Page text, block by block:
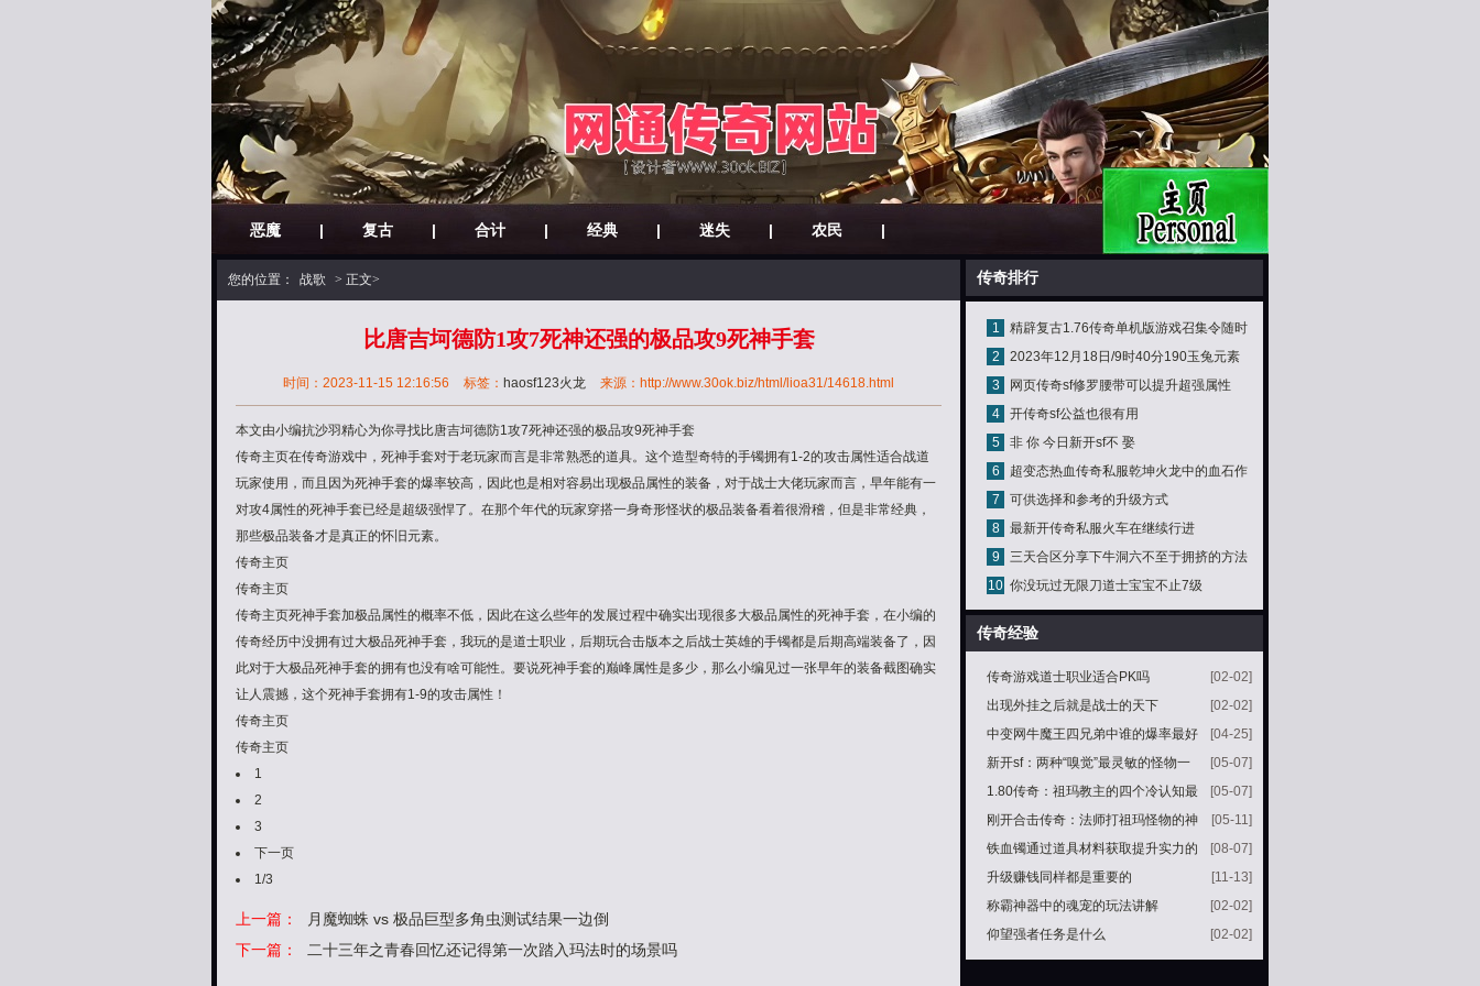
恶魔 | 复古 | 合计 | 经典 | 迷失 | 农民 |
您的位置： 战歌 > 正文>
比唐吉坷德防1攻7死神还强的极品攻9死神手套
时间：2023-11-15 12:16:56 标签： haosf123火龙 来源：http://www.30ok.biz/html/lioa31/14618.html
本文由小编抗沙羽精心为你寻找比唐吉坷德防1攻7死神还强的极品攻9死神手套
传奇主页在传奇游戏中，死神手套对于老玩家而言是非常熟悉的道具。这个造型奇特的手镯拥有1-2的攻击属性适合战道
玩家使用，而且因为死神手套的爆率较高，因此也是相对容易出现极品属性的装备，对于战士大佬玩家而言，早年能有一
对攻4属性的死神手套已经是超级强悍了。在那个年代的玩家穿搭一身奇形怪状的极品装备看着很滑稽，但是非常经典，
那些极品装备才是真正的怀旧元素。
传奇主页
传奇主页
传奇主页死神手套加极品属性的概率不低，因此在这么些年的发展过程中确实出现很多大极品属性的死神手套，在小编的
传奇经历中没拥有过大极品死神手套，我玩的是道士职业，后期玩合击版本之后战士英雄的手镯都是后期高端装备了，因
此对于大极品死神手套的拥有也没有啥可能性。要说死神手套的巅峰属性是多少，那么小编见过一张早年的装备截图确实
让人震撼，这个死神手套拥有1-9的攻击属性！
传奇主页
传奇主页
1
2
3
下一页
1/3
上一篇：
月魔蜘蛛 vs 极品巨型多角虫测试结果一边倒
下一篇：
二十三年之青春回忆还记得第一次踏入玛法时的场景吗
传奇排行
1
精辟复古1.76传奇单机版游戏召集令随时
随地肆意畅爽PK
2
2023年12月18日/9时40分190玉兔元素
3
网页传奇sf修罗腰带可以提升超强属性
4
开传奇sf公益也很有用
5
非 你 今日新开sf不 娶
6
超变态热血传奇私服乾坤火龙中的血石作
用
7
可供选择和参考的升级方式
8
最新开传奇私服火车在继续行进
9
三天合区分享下牛洞六不至于拥挤的方法
10 你没玩过无限刀道士宝宝不止7级
传奇经验
[02-02]
传奇游戏道士职业适合PK吗
[02-02]
出现外挂之后就是战士的天下
[04-25]
中变网牛魔王四兄弟中谁的爆率最好
[05-07]
新开sf：两种“嗅觉”最灵敏的怪物一
种名气大另一种人人怕
[05-07]
1.80传奇：祖玛教主的四个冷认知最
后一点极少老玩家才记得
[05-11]
刚开合击传奇：法师打祖玛怪物的神
技圣言术
[08-07]
铁血镯通过道具材料获取提升实力的
必备之物
[11-13]
升级赚钱同样都是重要的
[02-02]
称霸神器中的魂宠的玩法讲解
[02-02]
仰望强者任务是什么